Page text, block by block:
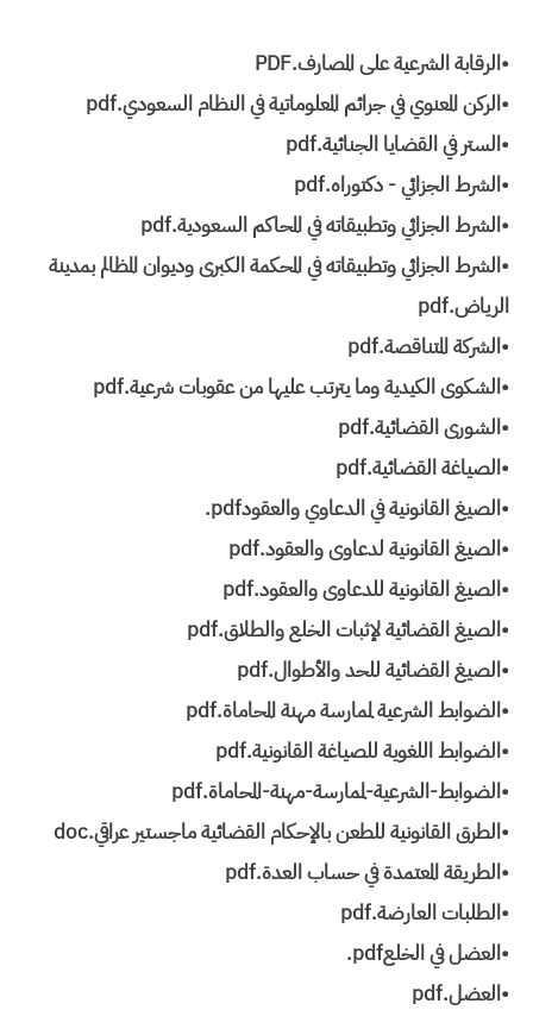
•الرقابة الشرعية على المصارف.PDF
•الركن المعنوي في جرائم المعلوماتية في النظام السعودي.pdf
•الستر في القضايا الجنائية.pdf
•الشرط الجزائي - دكتوراه.pdf
•الشرط الجزائي وتطبيقاته في المحاكم السعودية.pdf
•الشرط الجزائي وتطبيقاته في المحكمة الكبرى وديوان المظالم بمدينة
الرياض.pdf
•الشركة المتناقصة.pdf
•الشكوى الكيدية وما يترتب عليها من عقوبات شرعية.pdf
•الشورى القضائية.pdf
•الصياغة القضائية.pdf
•الصيغ القانونية في الدعاوي والعقود‎.pdf
•الصيغ القانونية لدعاوى والعقود.pdf
•الصيغ القانونية للدعاوى والعقود.pdf
•الصيغ القضائية لإثبات الخلع والطلاق.pdf
•الصيغ القضائية للحد والأطوال.pdf
•الضوابط الشرعية لممارسة مهنة المحاماة.pdf
•الضوابط اللغوية للصياغة القانونية.pdf
•الضوابط-الشرعية-لممارسة-مهنة-المحاماة.pdf
•الطرق القانونية للطعن بالإحكام القضائية ماجستير عراقي.doc
•الطريقة المعتمدة في حساب العدة.pdf
•الطلبات العارضة.pdf
•العضل في الخلع‎.pdf
•العضل.pdf